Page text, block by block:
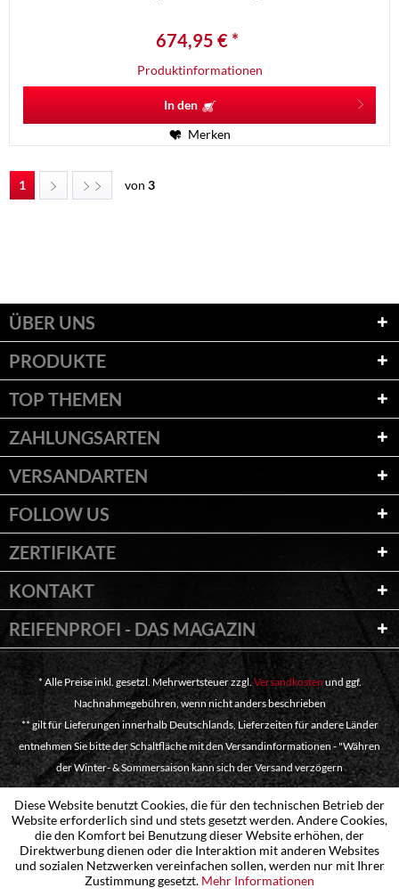
674,95 € *
Produktinformationen
In den
Merken
1 von 3
ÜBER UNS
PRODUKTE
TOP THEMEN
ZAHLUNGSARTEN
VERSANDARTEN
FOLLOW US
ZERTIFIKATE
KONTAKT
REIFENPROFI - DAS MAGAZIN
* Alle Preise inkl. gesetzl. Mehrwertsteuer zzgl. Versandkosten und ggf.
Nachnahmegebühren, wenn nicht anders beschrieben
** gilt für Lieferungen innerhalb Deutschlands, Lieferzeiten für andere Länder
entnehmen Sie bitte der Schaltfläche mit den Versandinformationen - "Währen
der Winter- & Sommersaison kann sich der Versand verzögern
Diese Website benutzt Cookies, die für den technischen Betrieb der
Website erforderlich sind und stets gesetzt werden. Andere Cookies,
die den Komfort bei Benutzung dieser Website erhöhen, der
Direktwerbung dienen oder die Interaktion mit anderen Websites
und sozialen Netzwerken vereinfachen sollen, werden nur mit Ihrer
Zustimmung gesetzt. Mehr Informationen